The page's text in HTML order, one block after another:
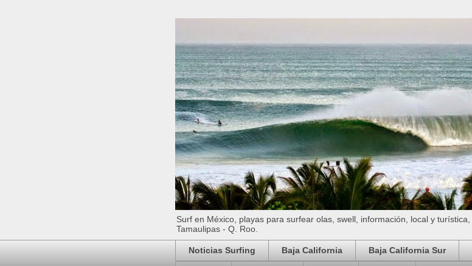
Surf en México, playas para surfear olas, swell, información, local y
Tamaulipas - Q. Roo.
Noticias Surfing Baja California Baja California Sur